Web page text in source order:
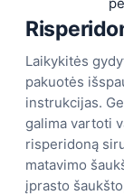
Laikykitės
pakuotės
instrukcijas.
galima vartoti
risperidoną
matavimo
įprasto